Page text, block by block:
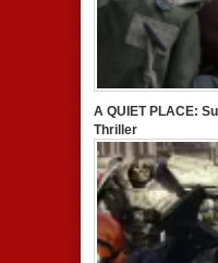
A QUIET PLACE:
Thriller